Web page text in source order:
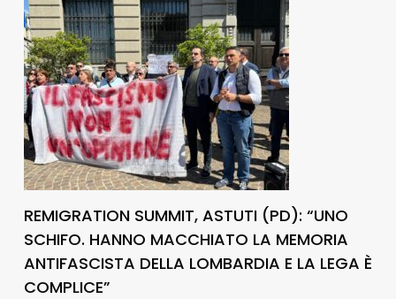
REMIGRATION SUMMIT, ASTUTI (PD): “UNO
SCHIFO. HANNO MACCHIATO LA MEMORIA
ANTIFASCISTA DELLA LOMBARDIA E LA LEGA È
COMPLICE”